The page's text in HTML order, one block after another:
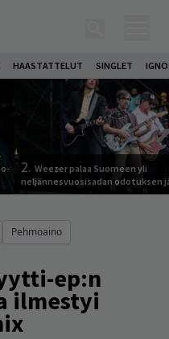
HAASTATTELUT SINGLET
2. Weezer palaa Suomeen yli
neljännesvuosisadan odotuksen
Pehmoaino
ep:n
ilmestyi